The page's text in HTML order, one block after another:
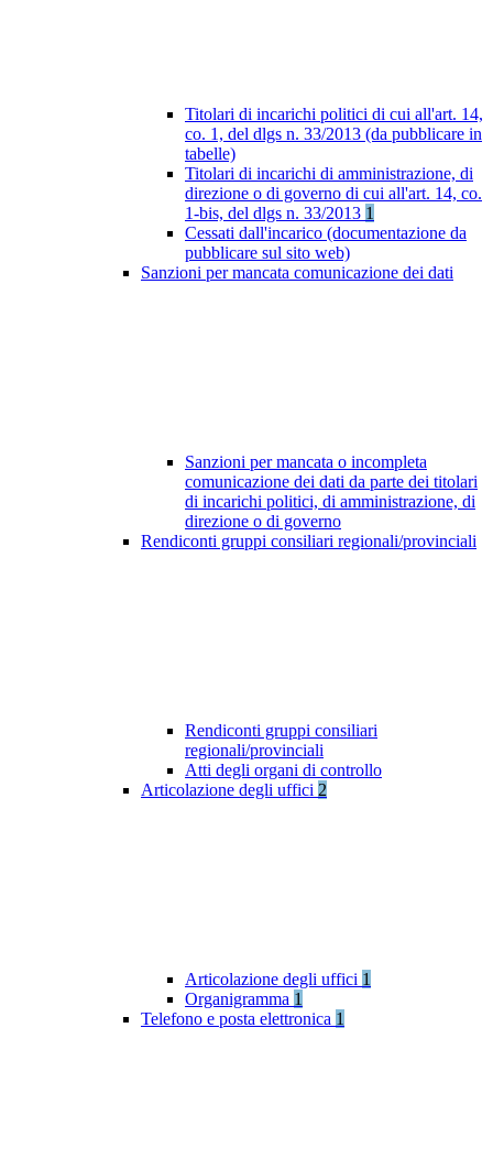
Titolari di incarichi politici di cui all'art. 14,
co. 1, del dlgs n. 33/2013 (da pubblicare in
tabelle)
Titolari di incarichi di amministrazione, di
direzione o di governo di cui all'art. 14, co.
1-bis, del dlgs n. 33/2013 1
Cessati dall'incarico (documentazione da
pubblicare sul sito web)
Sanzioni per mancata comunicazione dei dati
Sanzioni per mancata o incompleta
comunicazione dei dati da parte dei titolari
di incarichi politici, di amministrazione, di
direzione o di governo
Rendiconti gruppi consiliari regionali/provinciali
Rendiconti gruppi consiliari
regionali/provinciali
Atti degli organi di controllo
Articolazione degli uffici 2
Articolazione degli uffici 1
Organigramma 1
Telefono e posta elettronica 1